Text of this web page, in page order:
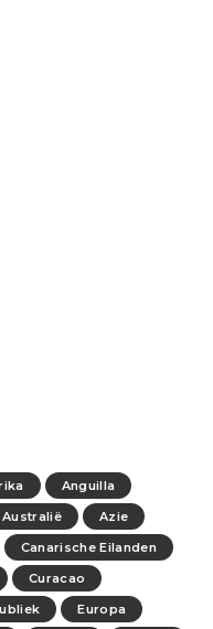
Anguilla
Australië
Azie
Canarische Eilanden
Curacao
Europa